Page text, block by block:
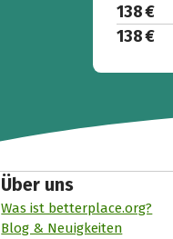
138 €
138 €
Über uns
Was ist betterplace.org?
Blog & Neuigkeiten